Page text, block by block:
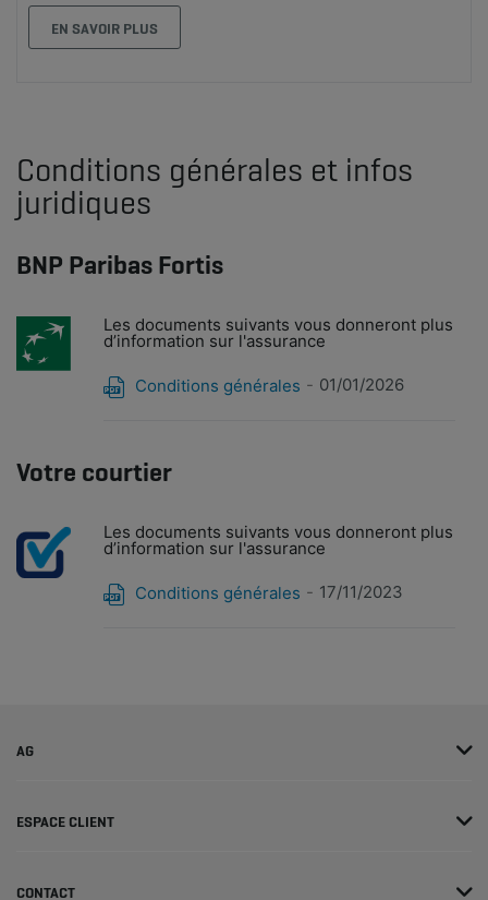
EN SAVOIR PLUS
Conditions générales et infos
juridiques
BNP Paribas Fortis
Les documents suivants vous donneront plus
d’information sur l'assurance
Conditions générales 01/01/2026
Votre courtier
Les documents suivants vous donneront plus
d’information sur l'assurance
Conditions générales 17/11/2023
AG
ESPACE CLIENT
CONTACT